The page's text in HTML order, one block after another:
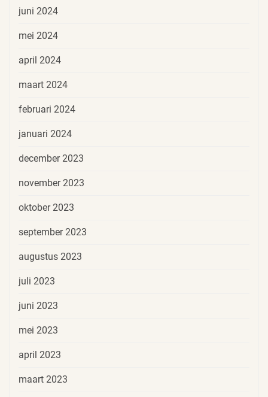
juni 2024
mei 2024
april 2024
maart 2024
februari 2024
januari 2024
december 2023
november 2023
oktober 2023
september 2023
augustus 2023
juli 2023
juni 2023
mei 2023
april 2023
maart 2023